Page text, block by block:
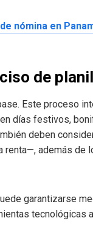
nómina en
de
Este proceso
días festivos,
deben
además de
garantizarse
tecnológicas